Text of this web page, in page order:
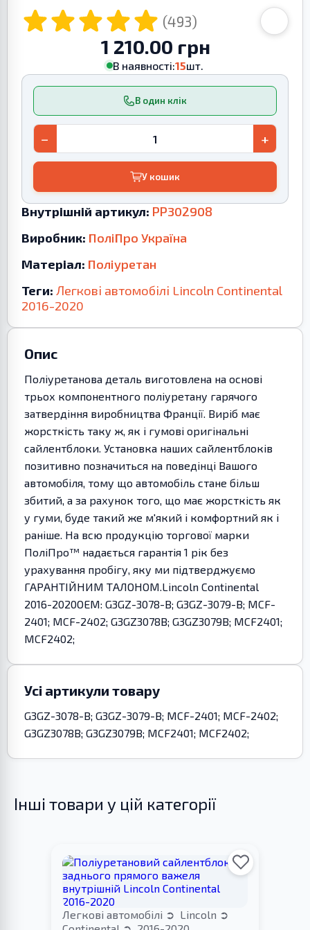
(493)
1 210.00 грн
В наявності:15шт.
В один клік
− +
У кошик
Внутрішній артикул: PP302908
Виробник: ПоліПро Україна
Матеріал: Поліуретан
Теги: Легкові автомобілі Lincoln Continental
2016-2020
Опис
Поліуретанова деталь виготовлена на основі
трьох компонентного поліуретану гарячого
затвердіння виробництва Франції. Виріб має
жорсткість таку ж, як і гумові оригінальні
сайлентблоки. Установка наших сайлентблоків
позитивно позначиться на поведінці Вашого
автомобіля, тому що автомобіль стане більш
збитий, а за рахунок того, що має жорсткість як
у гуми, буде такий же м'який і комфортний як і
раніше. На всю продукцію торгової марки
ПоліПро™ надається гарантія 1 рік без
урахування пробігу, яку ми підтверджуємо
ГАРАНТІЙНИМ ТАЛОНОМ.Lincoln Continental
2016-2020OEM: G3GZ-3078-B; G3GZ-3079-B; MCF-
2401; MCF-2402; G3GZ3078B; G3GZ3079B; MCF2401;
MCF2402;
Усі артикули товару
G3GZ-3078-B; G3GZ-3079-B; MCF-2401; MCF-2402;
G3GZ3078B; G3GZ3079B; MCF2401; MCF2402;
Інші товари у цій категорії
Легкові автомобілі
Lincoln